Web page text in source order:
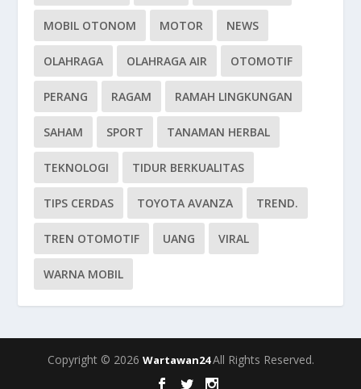
MOBIL OTONOM MOTOR NEWS
OLAHRAGA OLAHRAGA AIR OTOMOTIF
PERANG RAGAM RAMAH LINGKUNGAN
SAHAM SPORT TANAMAN HERBAL
TEKNOLOGI TIDUR BERKUALITAS
TIPS CERDAS TOYOTA AVANZA TREND.
TREN OTOMOTIF UANG VIRAL
WARNA MOBIL
Copyright © 2026 Wartawan24All Rights Reserved.